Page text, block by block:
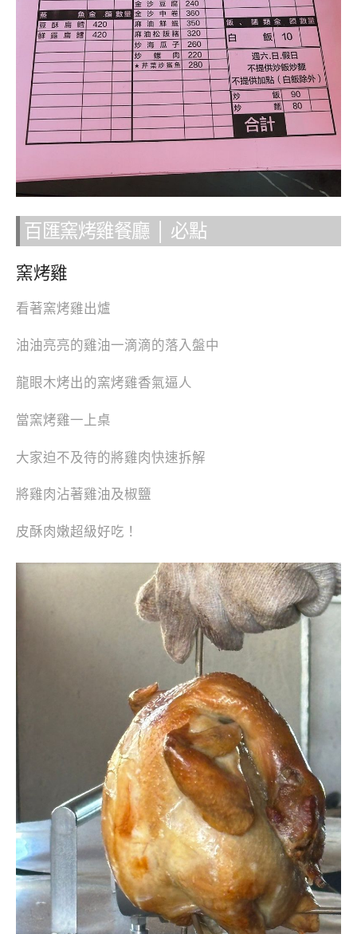
百匯窯烤雞餐廳 │ 必點
窯烤雞
看著窯烤雞出爐
油油亮亮的雞油一滴滴的落入盤中
龍眼木烤出的窯烤雞香氣逼人
當窯烤雞一上桌
大家迫不及待的將雞肉快速拆解
將雞肉沾著雞油及椒鹽
皮酥肉嫩超級好吃！